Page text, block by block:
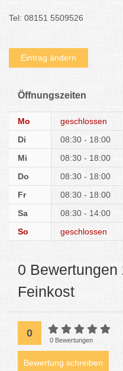
Tel: 08151 5509526
Eintrag ändern
Öffnungszeiten
Mo
geschlossen
Di
08:30 - 18:00
Mi
08:30 - 18:00
Do
08:30 - 18:00
Fr
08:30 - 18:00
Sa
08:30 - 14:00
So
geschlossen
0
Feinkost
0
0 Bewertungen
Bewertung schreiben